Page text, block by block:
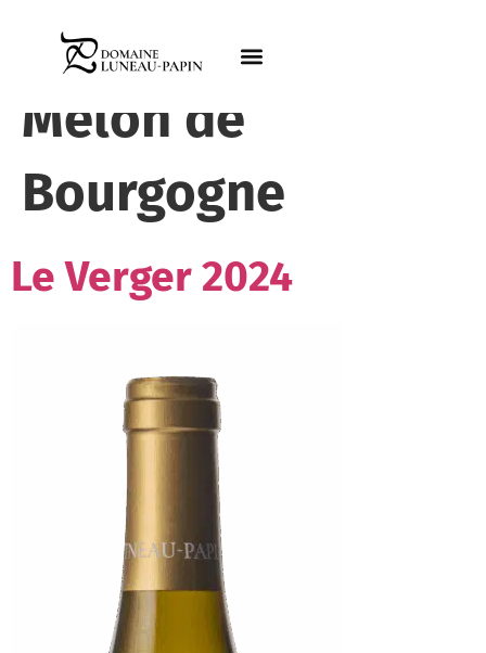
Cépage: 100%
Melon de
Bourgogne
Le Verger 2024